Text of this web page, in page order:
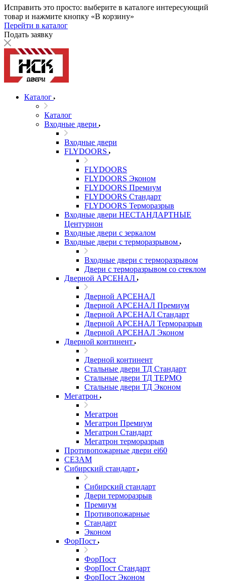
Исправить это просто: выберите в каталоге интересующий
товар и нажмите кнопку «В корзину»
Перейти в каталог
Подать заявку
Каталог
Каталог
Входные двери
Входные двери
FLYDOORS
FLYDOORS
FLYDOORS Эконом
FLYDOORS Премиум
FLYDOORS Стандарт
FLYDOORS Терморазрыв
Входные двери НЕСТАНДАРТНЫЕ
Центурион
Входные двери с зеркалом
Входные двери с терморазрывом
Входные двери с терморазрывом
Двери с терморазрывом со стеклом
Дверной АРСЕНАЛ
Дверной АРСЕНАЛ
Дверной АРСЕНАЛ Премиум
Дверной АРСЕНАЛ Стандарт
Дверной АРСЕНАЛ Терморазрыв
Дверной АРСЕНАЛ Эконом
Дверной континент
Дверной континент
Стальные двери ТД Стандарт
Стальные двери ТД ТЕРМО
Стальные двери ТД Эконом
Мегатрон
Мегатрон
Мегатрон Премиум
Мегатрон Стандарт
Мегатрон терморазрыв
Противопожарные двери ei60
СЕЗАМ
Сибирский стандарт
Сибирский стандарт
Двери терморазрыв
Премиум
Противопожарные
Стандарт
Эконом
ФорПост
ФорПост
ФорПост Стандарт
ФорПост Эконом